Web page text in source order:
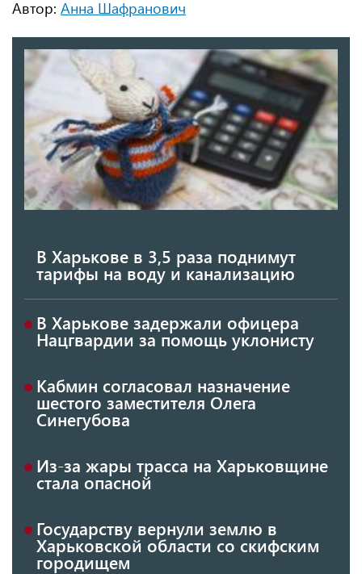
Автор: Анна Шафранович
В Харькове в 3,5 раза поднимут
тарифы на воду и канализацию
В Харькове задержали офицера
Нацгвардии за помощь уклонисту
Кабмин согласовал назначение
шестого заместителя Олега
Синегубова
Из-за жары трасса на Харьковщине
стала опасной
Государству вернули землю в
Харьковской области со скифским
городищем